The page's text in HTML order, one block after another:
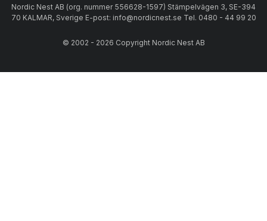
Nordic Nest AB (org. nummer 556628-1597) Stämpelvägen 3, SE-394
70 KALMAR, Sverige E-post: info@nordicnest.se Tel. 0480 - 44 99 20
© 2002 - 2026 Copyright Nordic Nest AB